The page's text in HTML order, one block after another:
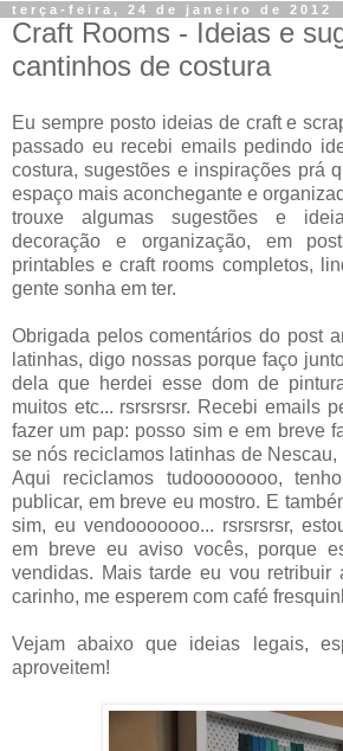
terça-feira, 24 de janeiro de 2012
Craft Rooms - Ideias e
cantinhos de costura
Eu sempre posto ideias de craft e
passado eu recebi emails pedindo
costura, sugestões e inspirações prá
espaço mais aconchegante e
trouxe algumas sugestões e
decoração e organização, em
printables e craft rooms completos,
gente sonha em ter.
Obrigada pelos comentários do post
latinhas, digo nossas porque faço
dela que herdei esse dom de
muitos etc... rsrsrsrsr. Recebi emails
fazer um pap: posso sim e em breve
se nós reciclamos latinhas de
Aqui reciclamos tudoooooooo,
publicar, em breve eu mostro. E
sim, eu vendooooooo... rsrsrsrsr,
em breve eu aviso vocês, porque
vendidas. Mais tarde eu vou retribuir
carinho, me esperem com café
Vejam abaixo que ideias legais,
aproveitem!